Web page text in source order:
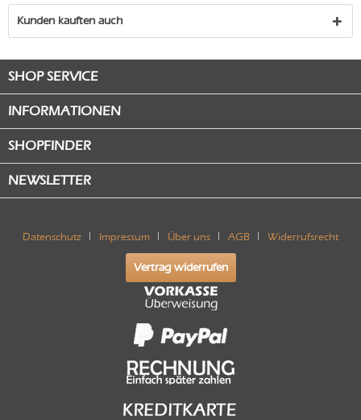
Kunden kauften auch
SHOP SERVICE
INFORMATIONEN
SHOPFINDER
NEWSLETTER
Datenschutz Impressum Über uns AGB Widerrufsrecht
Vertrag widerrufen